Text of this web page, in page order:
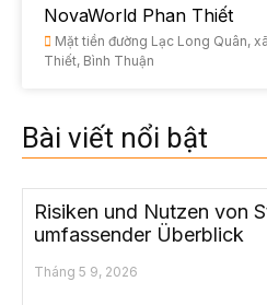
NovaWorld Phan Thiết
Mặt tiền đường Lạc Long Quân,
Thiết, Bình Thuận
Bài viết nổi bật
Risiken und Nutzen von
umfassender Überblick
Tháng 5 9, 2026